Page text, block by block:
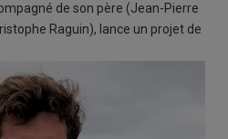
de son père (Jean-Pierre
Raguin), lance un projet de